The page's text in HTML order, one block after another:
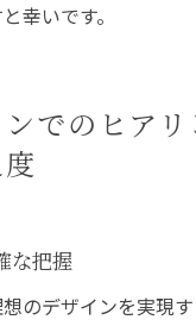
幸いです。
でのヒアリ
な把握
のデザインを実現